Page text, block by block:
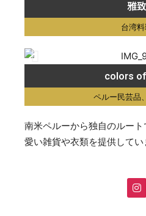
雅致
台湾料
colors
ペルー民芸品
南米ペルーから独自のルー
愛い雑貨や衣類を提供してい